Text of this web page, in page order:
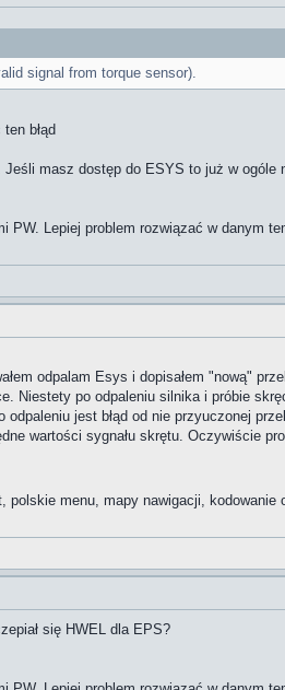
signal from torque sensor).
błąd
Jeśli masz dostęp do ESYS to już w ogóle
Lepiej problem rozwiązać w danym
odpalam Esys i dopisałem "nową"
Niestety po odpaleniu silnika i próbie
jest błąd od nie przyuczonej
wartości sygnału skrętu. Oczywiście
menu, mapy nawigacji,
się HWEL dla EPS?